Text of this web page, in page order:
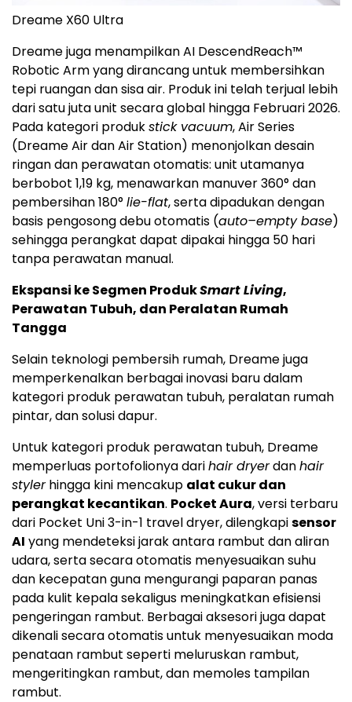
Dreame X60 Ultra
Dreame juga menampilkan AI DescendReach™
Robotic Arm yang dirancang untuk membersihkan
tepi ruangan dan sisa air. Produk ini telah terjual lebih
dari satu juta unit secara global hingga Februari 2026.
Pada kategori produkstick vacuum, Air Series
(Dreame Air dan Air Station) menonjolkan desain
ringan dan perawatan otomatis: unit utamanya
berbobot 1,19 kg, menawarkan manuver 360° dan
pembersihan 180°lie-flat, serta dipadukan dengan
basis pengosong debu otomatis (auto–empty base)
sehingga perangkat dapat dipakai hingga 50 hari
tanpa perawatan manual.
Ekspansi ke Segmen ProdukSmart Living,
Perawatan Tubuh, dan Peralatan Rumah
Tangga
Selain teknologi pembersih rumah, Dreame juga
memperkenalkan berbagai inovasi baru dalam
kategori produk perawatan tubuh, peralatan rumah
pintar, dan solusi dapur.
Untuk kategori produk perawatan tubuh, Dreame
memperluas portofolionya darihair dryerdanhair
stylerhingga kini mencakup alat cukur dan
perangkat kecantikan. Pocket Aura, versi terbaru
dari Pocket Uni 3-in-1 travel dryer, dilengkapisensor
AI yang mendeteksi jarak antara rambut dan aliran
udara, serta secara otomatis menyesuaikan suhu
dan kecepatan guna mengurangi paparan panas
pada kulit kepala sekaligus meningkatkan efisiensi
pengeringan rambut. Berbagai aksesori juga dapat
dikenali secara otomatis untuk menyesuaikan moda
penataan rambut seperti meluruskan rambut,
mengeritingkan rambut, dan memoles tampilan
rambut.